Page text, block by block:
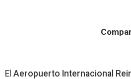
El Aeropuerto Internacional